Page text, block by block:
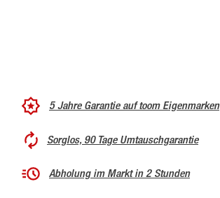
5 Jahre Garantie auf toom Eigenmarken
Sorglos, 90 Tage Umtauschgarantie
Abholung im Markt in 2 Stunden